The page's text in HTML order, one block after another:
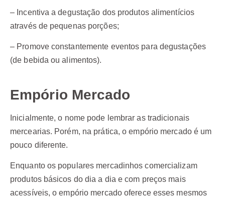
– Incentiva a degustação dos produtos alimentícios
através de pequenas porções;
– Promove constantemente eventos para degustações
(de bebida ou alimentos).
Empório Mercado
Inicialmente, o nome pode lembrar as tradicionais
mercearias. Porém, na prática, o empório mercado é um
pouco diferente.
Enquanto os populares mercadinhos comercializam
produtos básicos do dia a dia e com preços mais
acessíveis, o empório mercado oferece esses mesmos